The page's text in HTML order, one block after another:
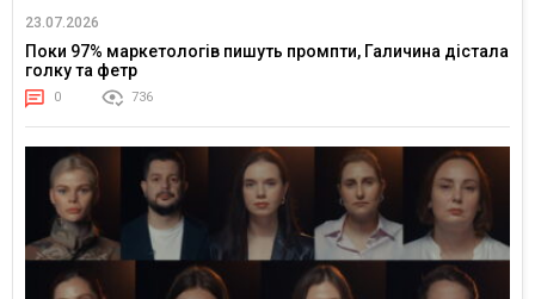
23.07.2026
Поки 97% маркетологів пишуть промпти, Галичина дістала
голку та фетр
0 736